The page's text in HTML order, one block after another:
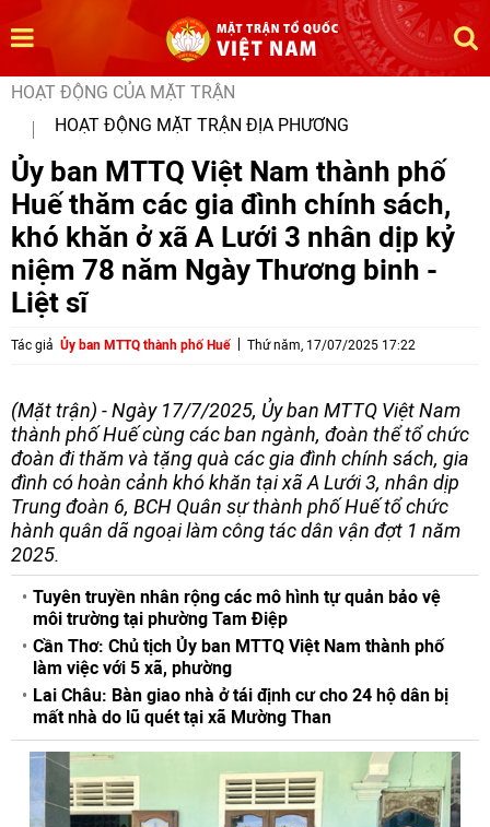
HOẠT ĐỘNG CỦA MẶT TRẬN
HOẠT ĐỘNG MẶT TRẬN ĐỊA PHƯƠNG
Ủy ban MTTQ Việt Nam thành phố
Huế thăm các gia đình chính sách,
khó khăn ở xã A Lưới 3 nhân dịp kỷ
niệm 78 năm Ngày Thương binh -
Liệt sĩ
Tác giả Ủy ban MTTQ thành phố Huế Thứ năm, 17/07/2025 17:22
(Mặt trận) - Ngày 17/7/2025, Ủy ban MTTQ Việt Nam
thành phố Huế cùng các ban ngành, đoàn thể tổ chức
đoàn đi thăm và tặng quà các gia đình chính sách, gia
đình có hoàn cảnh khó khăn tại xã A Lưới 3, nhân dịp
Trung đoàn 6, BCH Quân sự thành phố Huế tổ chức
hành quân dã ngoại làm công tác dân vận đợt 1 năm
2025.
Tuyên truyền nhân rộng các mô hình tự quản bảo vệ
môi trường tại phường Tam Điệp
Cần Thơ: Chủ tịch Ủy ban MTTQ Việt Nam thành phố
làm việc với 5 xã, phường
Lai Châu: Bàn giao nhà ở tái định cư cho 24 hộ dân bị
mất nhà do lũ quét tại xã Mường Than